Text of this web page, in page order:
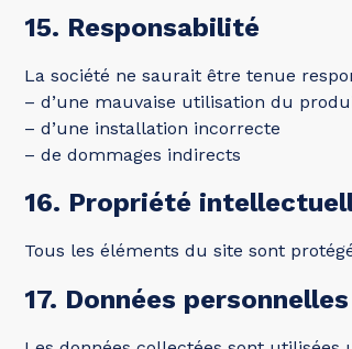
15. Responsabilité
La société ne saurait être tenue
– d’une mauvaise utilisation du
– d’une installation incorrecte
– de dommages indirects
16. Propriété
Tous les éléments du site sont
17. Données personnelles